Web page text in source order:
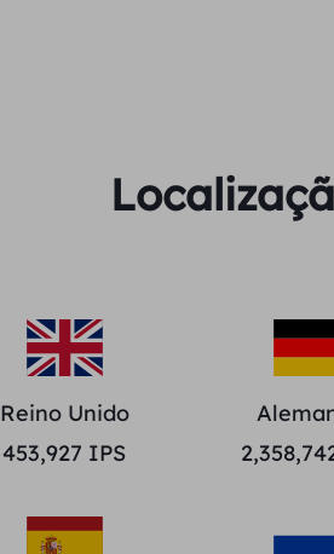
Reino Unido
453,927 IPS